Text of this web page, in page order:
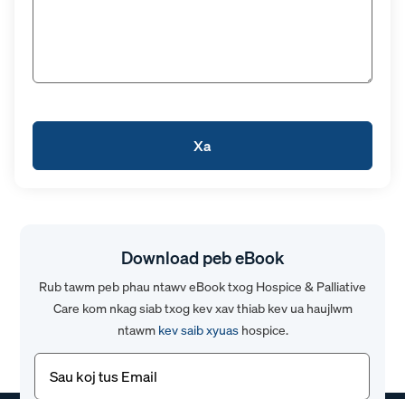
Download peb eBook
Rub tawm peb phau ntawv eBook txog Hospice & Palliative
Care kom nkag siab txog kev xav thiab kev ua haujlwm
ntawm kev saib xyuashospice.
Email(Yuav
tsum
tau)